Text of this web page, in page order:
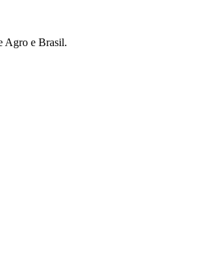
Agro e Brasil.